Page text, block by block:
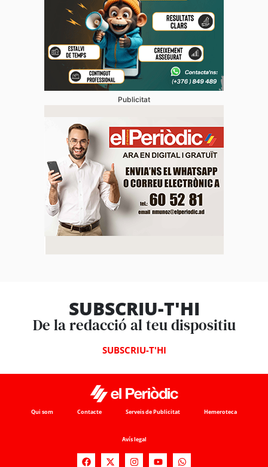
Publicitat
SUBSCRIU-T'HI
De la redacció al teu dispositiu
SUBSCRIU-T'HI
Qui som Contacte Serveis de Publicitat Hemeroteca
Avís legal